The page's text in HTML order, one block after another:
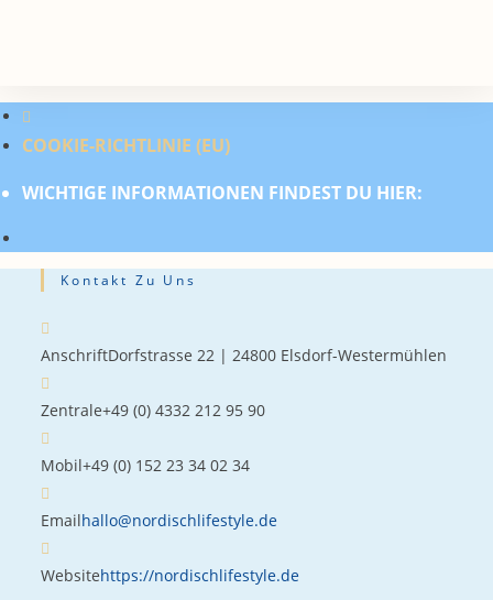
COOKIE-RICHTLINIE (EU)
WICHTIGE INFORMATIONEN FINDEST DU HIER:
Kontakt Zu Uns
AnschriftDorfstrasse 22 | 24800 Elsdorf-Westermühlen
Zentrale+49 (0) 4332 212 95 90
Mobil+49 (0) 152 23 34 02 34
Emailhallo@nordischlifestyle.de
Websitehttps://nordischlifestyle.de